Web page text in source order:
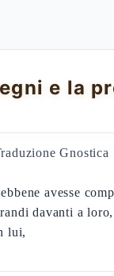
e la
Gnostica
avesse
davanti a
lui,